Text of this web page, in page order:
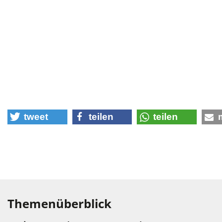
tweet teilen teilen
Themenüberblick